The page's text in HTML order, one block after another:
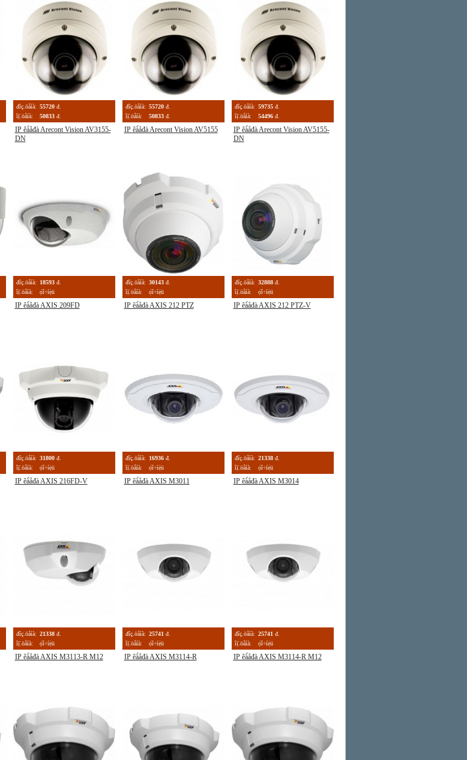
đîç.öåíà: 55720 đ.
îị̈.öåíà:
50833 đ.
IP êà́åđà Arecont Vision AV3155-
DN
đîç.öåíà: 55720 đ.
îị̈.öåíà:
50833 đ.
IP êà́åđà Arecont Vision AV5155
đîç.öåíà: 59735 đ.
îị̈.öåíà:
54496 đ.
IP êà́åđà Arecont Vision AV5155-
DN
đîç.öåíà: 18593 đ.
îị̈.öåíà:
ọ́î÷íẹ̀ü
IP êà́åđà AXIS 209FD
đîç.öåíà: 30143 đ.
îị̈.öåíà:
ọ́î÷íẹ̀ü
IP êà́åđà AXIS 212 PTZ
đîç.öåíà: 32888 đ.
îị̈.öåíà:
ọ́î÷íẹ̀ü
IP êà́åđà AXIS 212 PTZ-V
đîç.öåíà: 31800 đ.
îị̈.öåíà:
ọ́î÷íẹ̀ü
IP êà́åđà AXIS 216FD-V
đîç.öåíà: 16936 đ.
îị̈.öåíà:
ọ́î÷íẹ̀ü
IP êà́åđà AXIS M3011
đîç.öåíà: 21338 đ.
îị̈.öåíà:
ọ́î÷íẹ̀ü
IP êà́åđà AXIS M3014
đîç.öåíà: 21338 đ.
îị̈.öåíà:
ọ́î÷íẹ̀ü
IP êà́åđà AXIS M3113-R M12
đîç.öåíà: 25741 đ.
îị̈.öåíà:
ọ́î÷íẹ̀ü
IP êà́åđà AXIS M3114-R
đîç.öåíà: 25741 đ.
îị̈.öåíà:
ọ́î÷íẹ̀ü
IP êà́åđà AXIS M3114-R M12